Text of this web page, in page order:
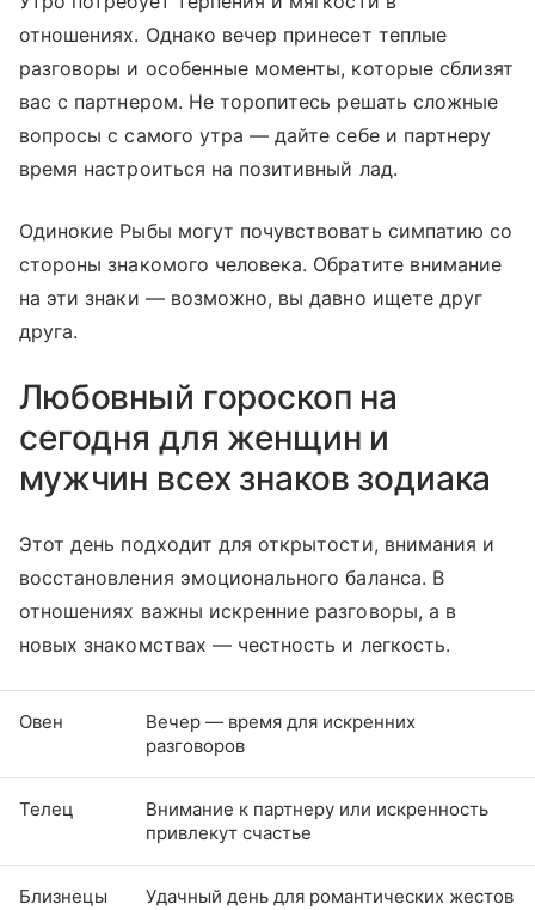
отношениях. Однако вечер принесет теплые
разговоры и особенные моменты, которые сблизят
вас с партнером. Не торопитесь решать сложные
вопросы с самого утра — дайте себе и партнеру
время настроиться на позитивный лад.
Одинокие Рыбы могут почувствовать симпатию со
стороны знакомого человека. Обратите внимание
на эти знаки — возможно, вы давно ищете друг
друга.
Любовный гороскоп на
сегодня для женщин и
мужчин всех знаков зодиака
Этот день подходит для открытости, внимания и
восстановления эмоционального баланса. В
отношениях важны искренние разговоры, а в
новых знакомствах — честность и легкость.
Овен
Вечер — время для искренних
разговоров
Телец
Внимание к партнеру или искренность
привлекут счастье
Близнецы Удачный день для романтических жестов